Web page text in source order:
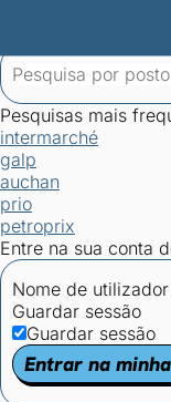
Pesquisas mais
intermarché
galp
auchan
prio
petroprix
Entre na sua conta
Nome de
Guardar sessão
Guardar sessão
Entrar na